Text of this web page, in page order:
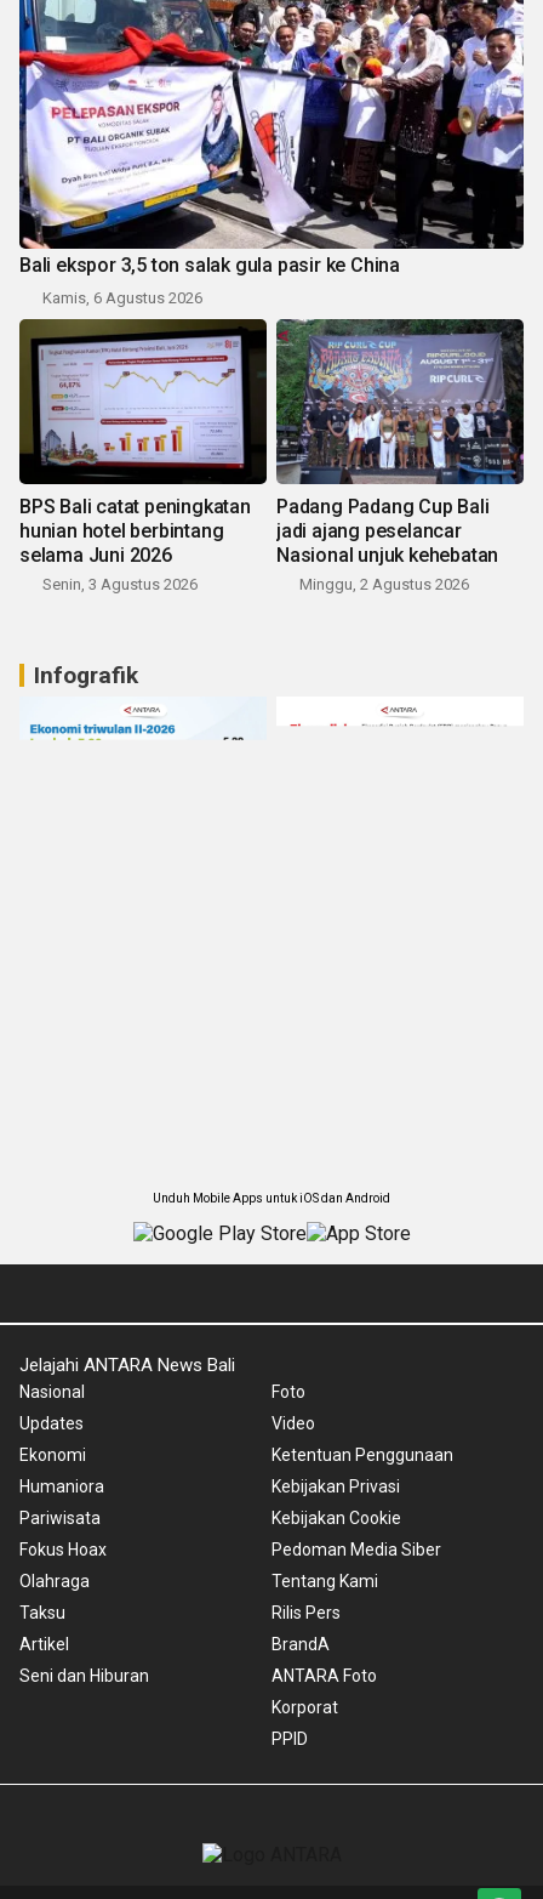
Bali ekspor 3,5 ton salak gula pasir ke China
Kamis, 6 Agustus 2026
BPS Bali catat peningkatan
hunian hotel berbintang
selama Juni 2026
Senin, 3 Agustus 2026
Padang Padang Cup Bali
jadi ajang peselancar
Nasional unjuk kehebatan
Minggu, 2 Agustus 2026
Infografik
Unduh Mobile Apps untuk iOS dan Android
Jelajahi ANTARA News Bali
Nasional
Updates
Ekonomi
Humaniora
Pariwisata
Fokus Hoax
Olahraga
Taksu
Artikel
Seni dan Hiburan
Foto
Video
Ketentuan Penggunaan
Kebijakan Privasi
Kebijakan Cookie
Pedoman Media Siber
Tentang Kami
Rilis Pers
BrandA
ANTARA Foto
Korporat
PPID